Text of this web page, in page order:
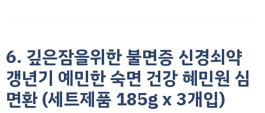
6. 깊은잠을위한 불면증 신경쇠약
갱년기 예민한 숙면 건강 혜민원 심
면환 (세트제품 185g x 3개입)